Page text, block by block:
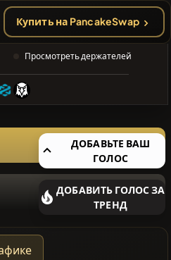
НЕДАВНИЙ
ПОИСК
❌Нет
недавних
монет
Купить на PancakeSwap
Просмотреть держателей
ДОБАВЬТЕ ВАШ
ГОЛОС
ДОБАВИТЬ ГОЛОС ЗА
ТРЕНД